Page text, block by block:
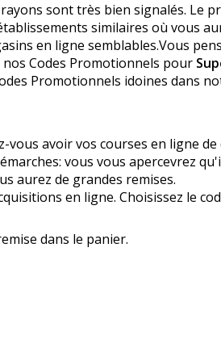
sont très bien signalés. Le
similaires où vous
en ligne semblables.Vous
Codes Promotionnels pour
Promotionnels idoines dans
avoir vos courses en ligne de
vous vous apercevrez
aurez de grandes remises.
en ligne. Choisissez le
dans le panier.